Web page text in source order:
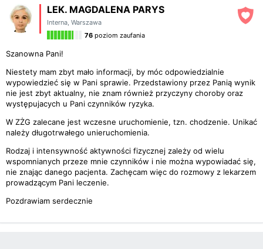
LEK. MAGDALENA PARYS
Interna, Warszawa
76 poziom zaufania
Szanowna Pani!
Niestety mam zbyt mało informacji, by móc odpowiedzialnie
wypowiedzieć się w Pani sprawie. Przedstawiony przez Panią wynik
nie jest zbyt aktualny, nie znam również przyczyny choroby oraz
występujacych u Pani czynników ryzyka.
W ZŻG zalecane jest wczesne uruchomienie, tzn. chodzenie. Unikać
należy długotrwałego unieruchomienia.
Rodzaj i intensywność aktywności fizycznej zależy od wielu
wspomnianych przeze mnie czynników i nie można wypowiadać się,
nie znając danego pacjenta. Zachęcam więc do rozmowy z lekarzem
prowadzącym Pani leczenie.
Pozdrawiam serdecznie